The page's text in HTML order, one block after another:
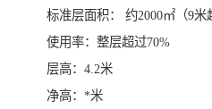
标准层面积： 约2000㎡（9米
使用率：整层超过70%
层高：4.2米
净高：*米